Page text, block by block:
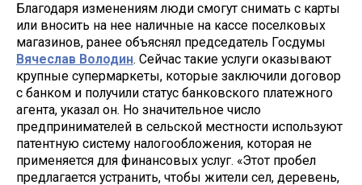
Благодаря изменениям люди смогут снимать с карты
или вносить на нее наличные на кассе поселковых
магазинов, ранее объяснял председатель Госдумы
Вячеслав Володин. Сейчас такие услуги оказывают
крупные супермаркеты, которые заключили договор
с банком и получили статус банковского платежного
агента, указал он. Но значительное число
предпринимателей в сельской местности используют
патентную систему налогообложения, которая не
применяется для финансовых услуг. «Этот пробел
предлагается устранить, чтобы жители сел, деревень,